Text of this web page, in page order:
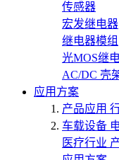
传感器
宏发继电器
继电器模组
光MOS继
AC/DC 壳
应用方案
产品应用
车载设备
医疗行业